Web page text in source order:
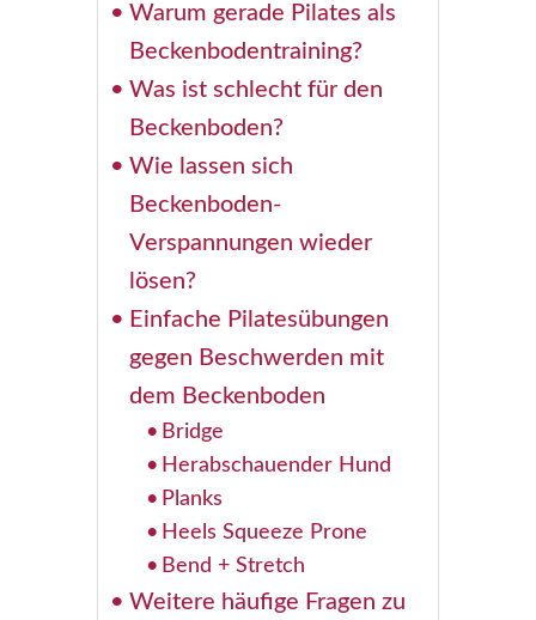
Warum gerade Pilates als
Beckenbodentraining?
Was ist schlecht für den
Beckenboden?
Wie lassen sich
Beckenboden-
Verspannungen wieder
lösen?
Einfache Pilatesübungen
gegen Beschwerden mit
dem Beckenboden
Bridge
Herabschauender Hund
Planks
Heels Squeeze Prone
Bend + Stretch
Weitere häufige Fragen zu